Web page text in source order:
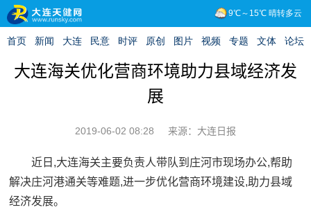
大连海关优化营商环境助力县域经济发
展
2019-06-02 08:28 来源：大连日报
近日,大连海关主要负责人带队到庄河市现场办公,帮助
解决庄河港通关等难题,进一步优化营商环境建设,助力县域
经济发展。